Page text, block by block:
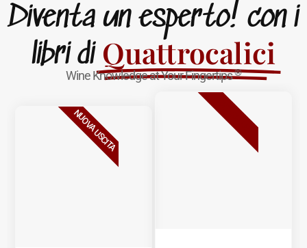
Diventa un esperto! con i
libri di Quattrocalici
Wine Knowledge at Your Fingertips®
NUOVA USCITA BESTSELLER